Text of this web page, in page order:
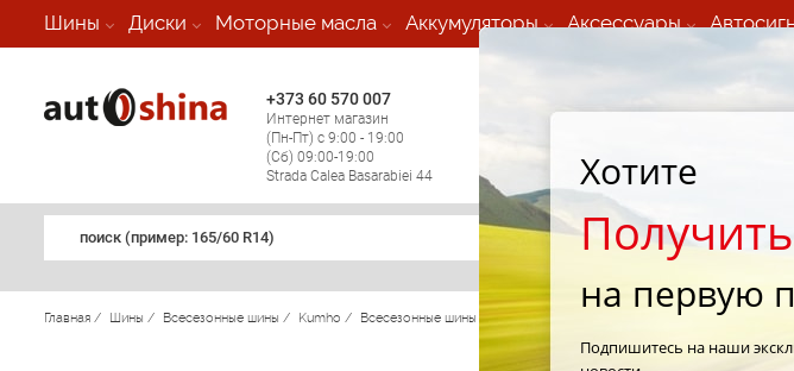
Шины Диски Моторные масла Аккумуляторы Аксессуары
+373 60 570 007
Интернет магазин
(Пн-Пт) с 9:00 - 19:00
(Сб) 09:00-19:00
Strada Calea Basarabiei 44
Мобильный шиномонтаж 24/7
поиск (примеp: 165/60 R14)
Главная / Шины / Всесезонные шины / Kumho / Всесезонные шины Kumho/ Road Venture APT KL51 Kumho Road
Хотите
на первую
Подпишитесь на наши